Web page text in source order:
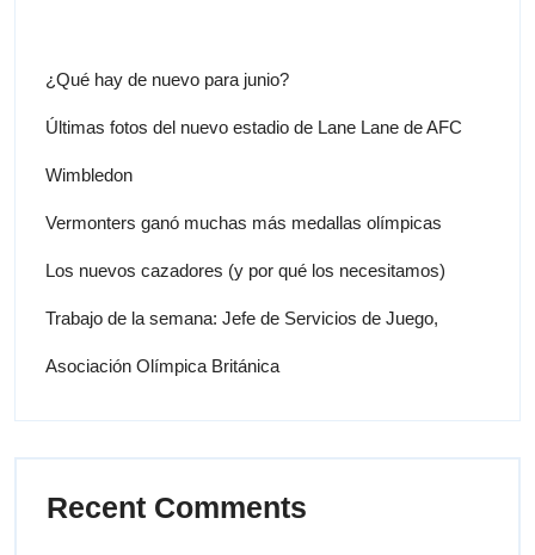
¿Qué hay de nuevo para junio?
Últimas fotos del nuevo estadio de Lane Lane de AFC
Wimbledon
Vermonters ganó muchas más medallas olímpicas
Los nuevos cazadores (y por qué los necesitamos)
Trabajo de la semana: Jefe de Servicios de Juego,
Asociación Olímpica Británica
Recent Comments